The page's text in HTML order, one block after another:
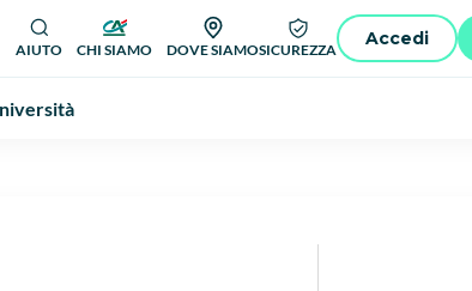
AIUTO CHI SIAMO DOVE SIAMOSICUREZZA
Accedi